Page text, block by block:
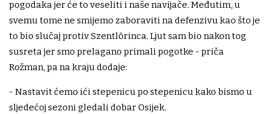
pogodaka jer će to veseliti i naše navijače. Međutim, u
svemu tome ne smijemo zaboraviti na defenzivu kao što je
to bio slučaj protiv Szentlörinca. Ljut sam bio nakon tog
susreta jer smo prelagano primali pogotke - priča
Rožman, pa na kraju dodaje:
- Nastavit ćemo ići stepenicu po stepenicu kako bismo u
sljedećoj sezoni gledali dobar Osijek.